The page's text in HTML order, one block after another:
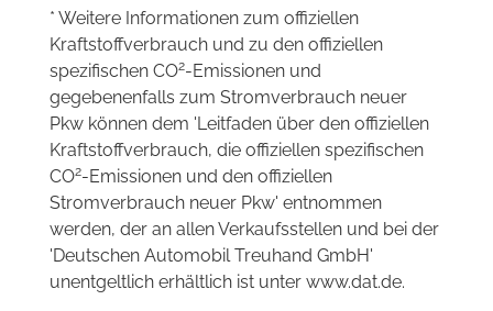
* Weitere Informationen zum offiziellen
Kraftstoffverbrauch und zu den offiziellen
spezifischen CO2-Emissionen und
gegebenenfalls zum Stromverbrauch neuer
Pkw können dem 'Leitfaden über den offiziellen
Kraftstoffverbrauch, die offiziellen spezifischen
CO2-Emissionen und den offiziellen
Stromverbrauch neuer Pkw' entnommen
werden, der an allen Verkaufsstellen und bei der
'Deutschen Automobil Treuhand GmbH'
unentgeltlich erhältlich ist unter www.dat.de.